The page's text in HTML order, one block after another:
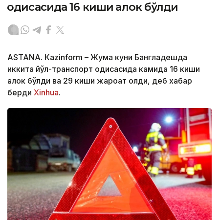
ҳодисасида 16 киши ҳалок бўлди
ASTANА. Кazinform – Жума куни Бангладешда
иккита йўл-транспорт ҳодисасида камида 16 киши
ҳалок бўлди ва 29 киши жароҳат олди, деб хабар
берди Xinhua.